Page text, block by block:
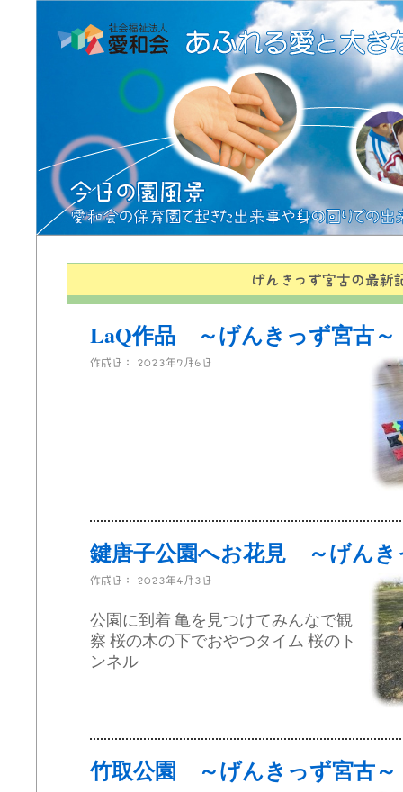
LaQ作品 ～げんきっず宮古～
作成日： 2023年7月6日
鍵唐子公園へお花見 ～げんき
作成日： 2023年4月3日
公園に到着 亀を見つけてみんなで観
察 桜の木の下でおやつタイム 桜のト
ンネル
竹取公園 ～げんきっず宮古～